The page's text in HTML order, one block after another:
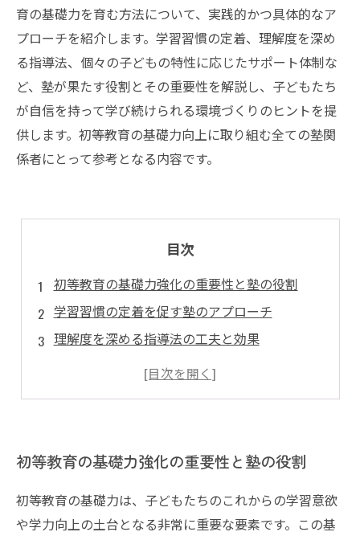
育の基礎力を育む方法について、実践的かつ具体的なア
プローチを紹介します。学習習慣の定着、理解度を深め
る指導法、個々の子どもの特性に応じたサポート体制な
ど、塾が果たす役割とその重要性を解説し、子どもたち
が自信を持って学び続けられる環境づくりのヒントを提
供します。初等教育の基礎力向上に取り組む全ての塾関
係者にとって参考となる内容です。
目次
初等教育の基礎力強化の重要性と塾の役割
学習習慣の定着を促す塾のアプローチ
理解度を深める指導法の工夫と効果
個々の子どもに応じたサポート体制の構築
初等教育の基礎力強化の重要性と塾の役割
初等教育の基礎力は、子どもたちのこれからの学習意欲
や学力向上の土台となる非常に重要な要素です。この基